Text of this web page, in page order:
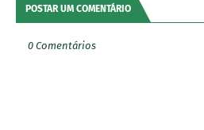
POSTAR UM COMENTÁRIO
0 Comentários